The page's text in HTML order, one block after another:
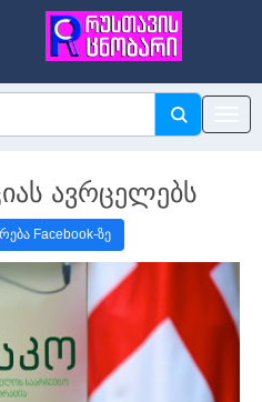
ავრცელებს
Facebook-ზე